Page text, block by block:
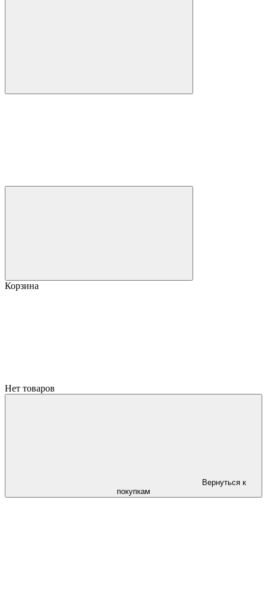
Корзина
Нет товаров
Вернуться к
покупкам